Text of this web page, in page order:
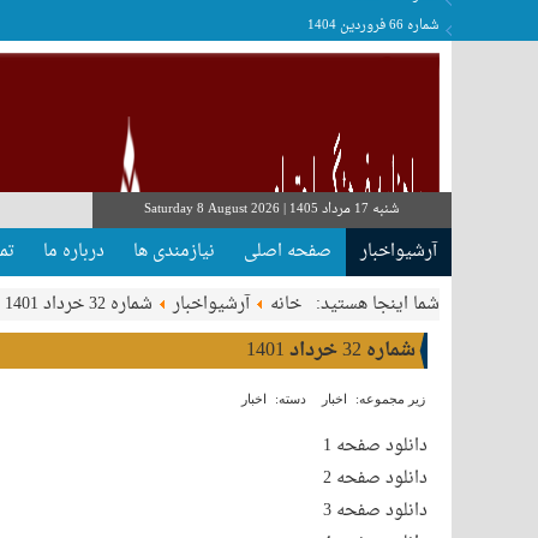
شماره 66 فروردین 1404
شماره 34 مرداد 1401
شنبه 17 مرداد 1405 |
Saturday 8 August 2026
آرشیواخبار صفحه اصلی نیازمندی ها درباره ما
شما اینجا هستید:خانه آرشیواخبار شماره 32 خرداد 1401
شماره 32 خرداد 1401
دانلود صفحه 1
دانلود صفحه 2